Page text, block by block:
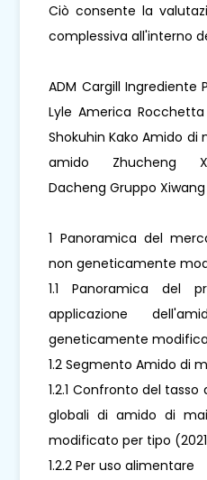
Ciò consente la
complessiva all'interno
ADM Cargill
Lyle America Rocchetta
Shokuhin Kako Amido di
amido Zhucheng
Dacheng Gruppo
1 Panoramica del
non geneticamente
1.1 Panoramica del
applicazione
geneticamente
1.2 Segmento Amido di
1.2.1 Confronto del
globali di amido di
modificato per tipo
1.2.2 Per uso alimentare